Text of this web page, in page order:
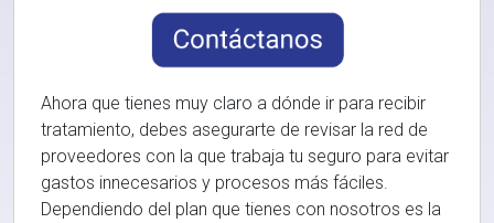
Ahora que tienes muy claro a dónde ir para recibir
tratamiento, debes asegurarte de revisar la red de
proveedores con la que trabaja tu seguro para evitar
gastos innecesarios y procesos más fáciles.
Dependiendo del plan que tienes con nosotros es la